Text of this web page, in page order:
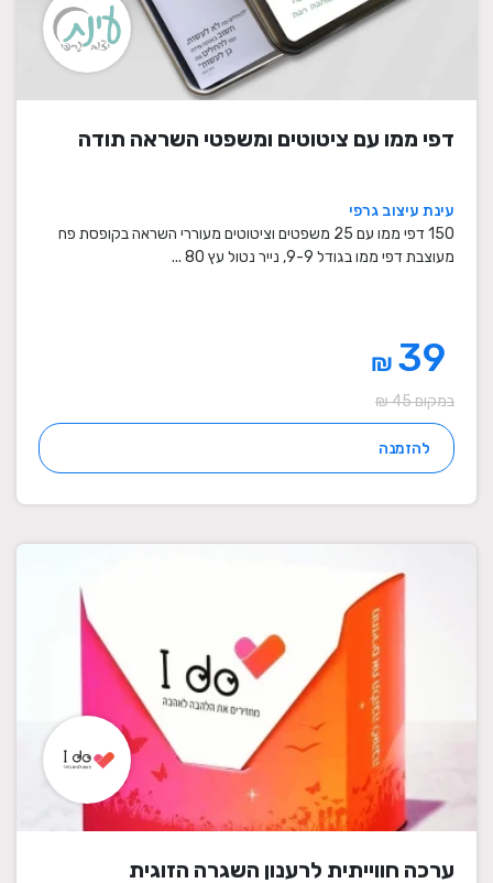
דפי ממו עם ציטוטים ומשפטי השראה תודה
עינת עיצוב גרפי
150 דפי ממו עם 25 משפטים וציטוטים מעוררי השראה בקופסת פח
מעוצבת דפי ממו בגודל 9-9, נייר נטול עץ 80 ...
₪
במקום 45 ₪
להזמנה
ערכה חווייתית לרענון השגרה הזוגית